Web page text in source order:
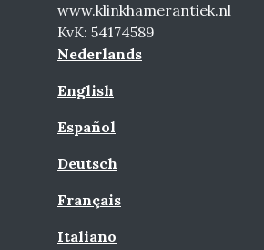
www.klinkhamerantiek.nl
KvK: 54174589
Nederlands
English
Español
Deutsch
Français
Italiano